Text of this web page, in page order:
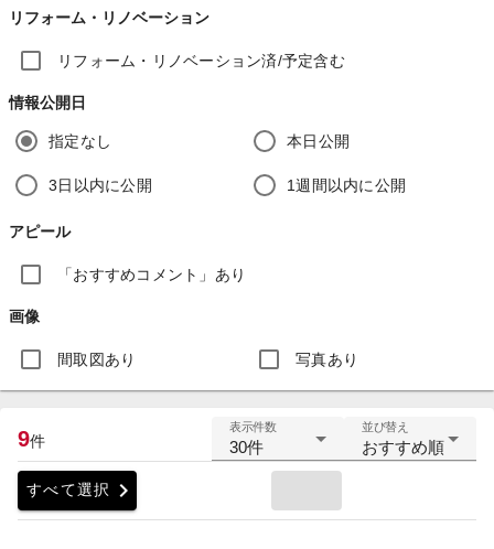
リフォーム・リノベーション
リフォーム・リノベーション済/予定含む
情報公開日
指定なし 本日公開
3日以内に公開 1週間以内に公開
アピール
「おすすめコメント」あり
画像
間取図あり 写真あり
9件
表示件数
30件
並び替え
おすすめ順
すべて選択 chevron_right